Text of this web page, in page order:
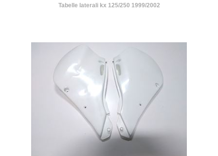
Tabelle laterali kx 125/250 1999/2002